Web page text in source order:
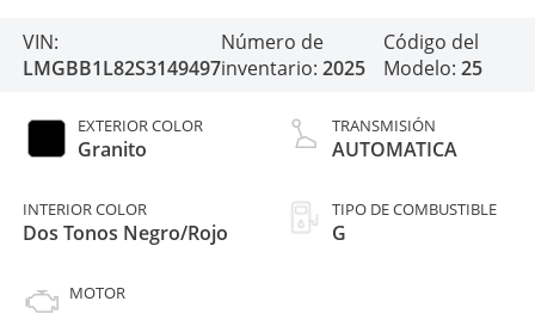
VIN:
LMGBB1L82S3149497
Número de
inventario: 2025
Código del
Modelo:25
EXTERIOR COLOR
Granito
INTERIOR COLOR
Dos Tonos Negro/Rojo
MOTOR
TRANSMISIÓN
AUTOMATICA
TIPO DE COMBUSTIBLE
G